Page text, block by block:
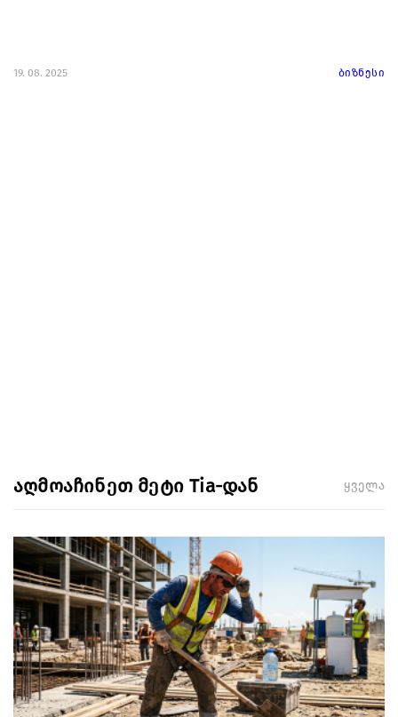
19. 08. 2025 ბიზნესი
აღმოაჩინეთ მეტი Tia-დან ყველა